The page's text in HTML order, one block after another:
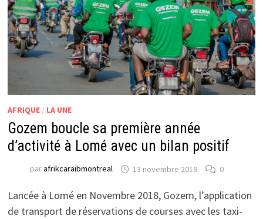
AFRIQUE/ LA UNE
Gozem boucle sa première année
d’activité à Lomé avec un bilan positif
parafrikcaraibmontreal 13 novembre 2019 0
Lancée à Lomé en Novembre 2018, Gozem, l’application
de transport de réservations de courses avec les taxi-